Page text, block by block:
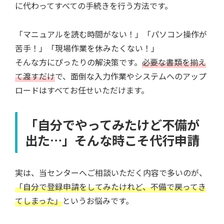
に代わってすべての手続きを行う方法です。
「マニュアルを読む時間がない！」「パソコン操作が
苦手！」「現場作業を休みたくない！」
そんな方にぴったりの解決策です。 必要な書類を揃え
て渡すだけで、面倒な入力作業やシステムへのアップ
ロードはすべてお任せいただけます。
「自分でやってみたけど不備が
出た…」そんな時こそ代行申請
実は、当センターへご相談いただく内容で多いのが、
「自分で登録申請をしてみたけれど、不備で戻ってき
てしまった」というお悩みです。